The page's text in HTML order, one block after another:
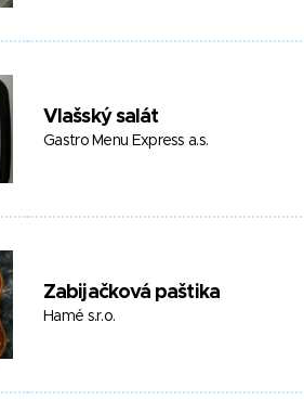
Vlašský salát
Gastro Menu Express a.s.
Zabijačková paštika
Hamé s.r.o.